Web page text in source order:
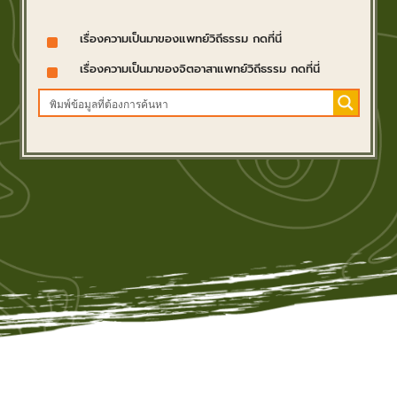
^ เรื่องความเป็นมาของแพทย์วิถีธรรม กดที่นี่
^ เรื่องความเป็นมาของจิตอาสาแพทย์วิถีธรรม กดที่นี่